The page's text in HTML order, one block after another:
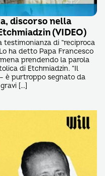
discorso nella
(VIDEO)
di “reciproca
ha detto Papa Francesco
prendendo la parola
di Etchmiadzin. “Il
è purtroppo segnato da
[…]